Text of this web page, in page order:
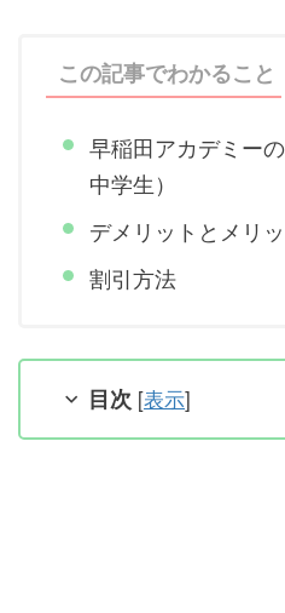
この記事でわかること
早稲田アカデミー
中学生）
デメリットとメリ
割引方法
目次 [表示]